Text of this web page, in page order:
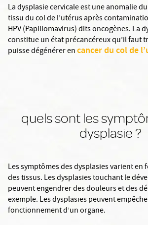
La dysplasie cervicale est une anomalie
tissu du col de l’utérus après
HPV (Papillomavirus) dits oncogènes. La
constitue un état précancéreux qu’il faut
puisse dégénérer encancer du col de
quels sont les
dysplasie ?
Les symptômes des dysplasies varient en
des tissus. Les dysplasies touchant le
peuvent engendrer des douleurs et des
exemple. Les dysplasies peuvent
fonctionnement d’un organe.